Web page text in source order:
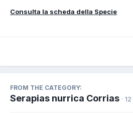
Consulta la scheda della Specie
FROM THE CATEGORY:
Serapias nurrica Corrias ·